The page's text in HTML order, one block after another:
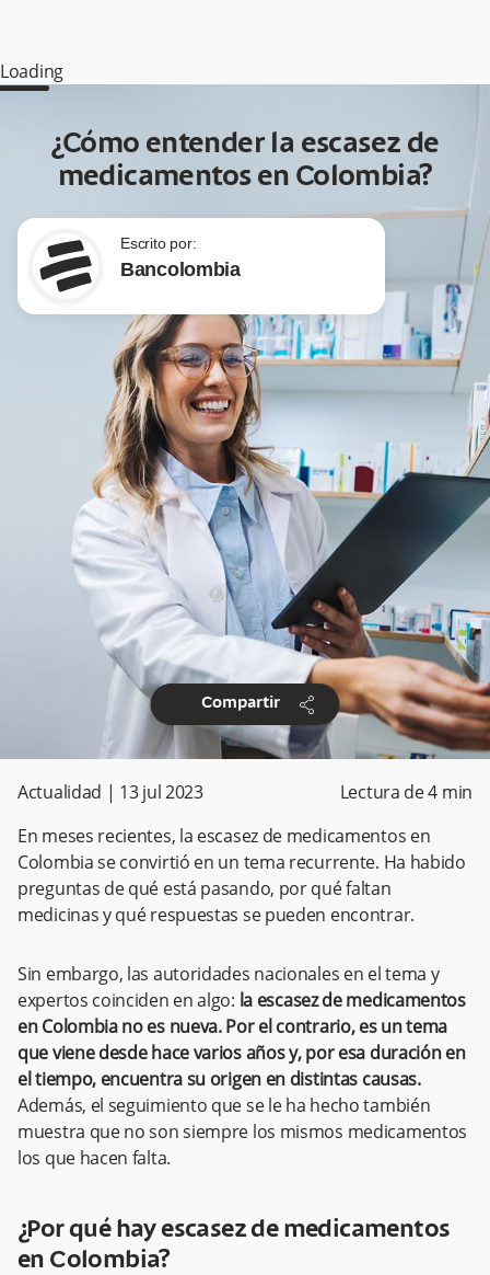
Loading
¿Cómo entender la escasez de
medicamentos en Colombia?
Escrito por:
Bancolombia
Compartir share
Actualidad | 13 jul 2023 Lectura de4 min
En meses recientes, la escasez de medicamentos en
Colombia se convirtió en un tema recurrente. Ha habido
preguntas de qué está pasando, por qué faltan
medicinas y qué respuestas se pueden encontrar.
Sin embargo, las autoridades nacionales en el tema y
expertos coinciden en algo: la escasez de medicamentos
en Colombia no es nueva. Por el contrario, es un tema
que viene desde hace varios años y, por esa duración en
el tiempo, encuentra su origen en distintas causas.
Además, el seguimiento que se le ha hecho también
muestra que no son siempre los mismos medicamentos
los que hacen falta.
¿Por qué hay escasez de medicamentos
en Colombia?